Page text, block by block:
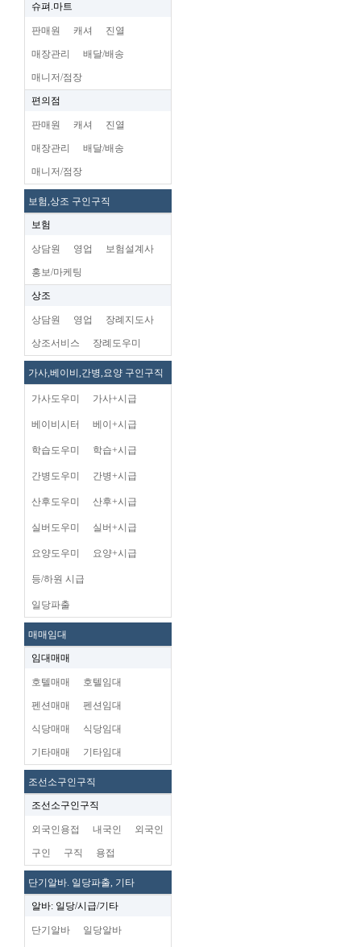
슈펴.마트
판매원 캐셔 진열
매장관리 배달/배송
매니저/점장
편의점
판매원 캐셔 진열
매장관리 배달/배송
매니저/점장
보험,상조 구인구직
보험
상담원 영업 보험설계사
홍보/마케팅
상조
상담원 영업 장례지도사
상조서비스 장례도우미
가사,베이비,간병,요양 구인구직
가사도우미 가사+시급
베이비시터 베이+시급
학습도우미 학습+시급
간병도우미 간병+시급
산후도우미 산후+시급
실버도우미 실버+시급
요양도우미 요양+시급
등/하원 시급
일당파출
매매임대
임대매매
호텔매매 호텔임대
펜션매매 펜션임대
식당매매 식당임대
기타매매 기타임대
조선소구인구직
조선소구인구직
외국인용접 내국인 외국인
구인 구직 용접
단기알바. 일당파출, 기타
알바: 일당/시급/기타
단기알바 일당알바